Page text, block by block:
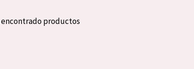
encontrado productos